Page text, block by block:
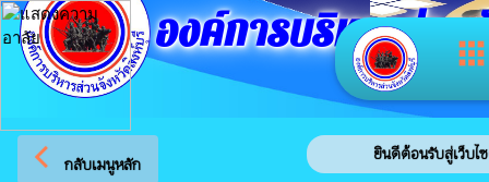
apps
องค์การบริหารส่วน
arrow_back_ios กลับเมนูหลัก
ยินดีต้อนรับสู่เว็บไซต์ของ